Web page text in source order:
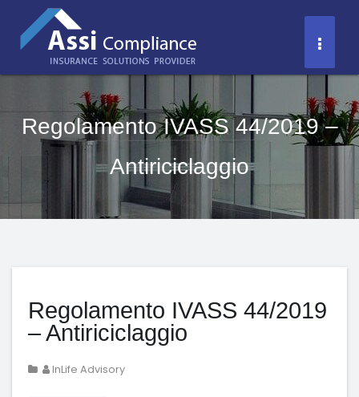
contenuto
Regolamento IVASS 44/2019 –
Antiriciclaggio
Regolamento IVASS 44/2019
– Antiriciclaggio
InLife Advisory